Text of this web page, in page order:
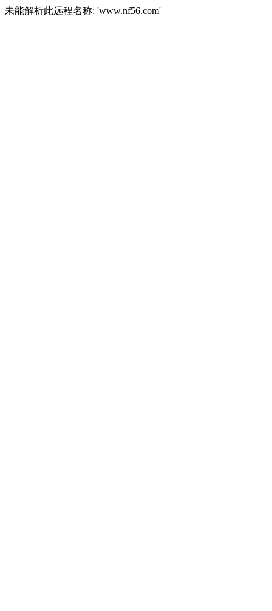
未能解析此远程名称: 'www.nf56.com'